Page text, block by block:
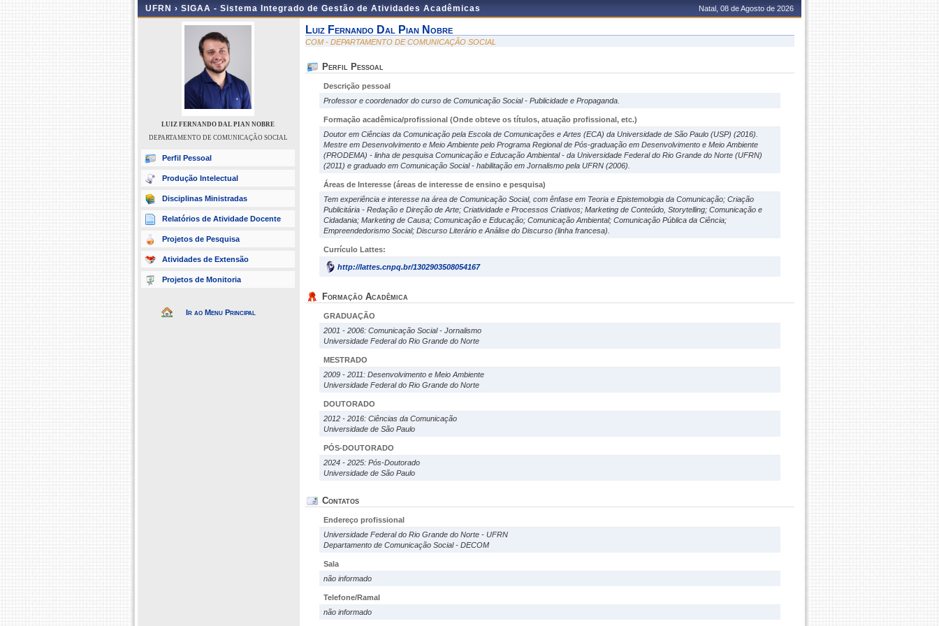
UFRN › SIGAA - Sistema Integrado de Gestão de Atividades Acadêmicas Natal, 08 de Agosto de 2026
LUIZ FERNANDO DAL PIAN NOBRE
DEPARTAMENTO DE COMUNICAÇÃO SOCIAL
Perfil Pessoal
Produção Intelectual
Disciplinas Ministradas
Relatórios de Atividade Docente
Projetos de Pesquisa
Atividades de Extensão
Projetos de Monitoria
Ir ao Menu Principal
Luiz Fernando Dal Pian Nobre
COM - DEPARTAMENTO DE COMUNICAÇÃO SOCIAL
Perfil Pessoal
Descrição pessoal
Professor e coordenador do curso de Comunicação Social - Publicidade e Propaganda.
Formação acadêmica/profissional (Onde obteve os títulos, atuação profissional, etc.)
Doutor em Ciências da Comunicação pela Escola de Comunicações e Artes (ECA) da Universidade de São Paulo (USP) (2016).
Mestre em Desenvolvimento e Meio Ambiente pelo Programa Regional de Pós-graduação em Desenvolvimento e Meio Ambiente
(PRODEMA) - linha de pesquisa Comunicação e Educação Ambiental - da Universidade Federal do Rio Grande do Norte (UFRN)
(2011) e graduado em Comunicação Social - habilitação em Jornalismo pela UFRN (2006).
Áreas de Interesse (áreas de interesse de ensino e pesquisa)
Tem experiência e interesse na área de Comunicação Social, com ênfase em Teoria e Epistemologia da Comunicação; Criação
Publicitária - Redação e Direção de Arte; Criatividade e Processos Criativos; Marketing de Conteúdo, Storytelling; Comunicação e
Cidadania; Marketing de Causa; Comunicação e Educação; Comunicação Ambiental; Comunicação Pública da Ciência;
Empreendedorismo Social; Discurso Literário e Análise do Discurso (linha francesa).
Currículo Lattes:
http://lattes.cnpq.br/1302903508054167
Formação Acadêmica
GRADUAÇÃO
2001 - 2006: Comunicação Social - Jornalismo
Universidade Federal do Rio Grande do Norte
MESTRADO
2009 - 2011: Desenvolvimento e Meio Ambiente
Universidade Federal do Rio Grande do Norte
DOUTORADO
2012 - 2016: Ciências da Comunicação
Universidade de São Paulo
PÓS-DOUTORADO
2024 - 2025: Pós-Doutorado
Universidade de São Paulo
Contatos
Endereço profissional
Universidade Federal do Rio Grande do Norte - UFRN
Departamento de Comunicação Social - DECOM
Sala
não informado
Telefone/Ramal
não informado